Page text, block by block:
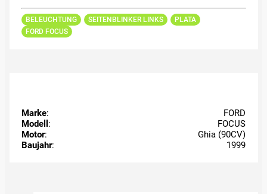
BELEUCHTUNG SEITENBLINKER LINKS
PLATA
FORD FOCUS
Marke:
FORD
Modell :
FOCUS
Motor:
Ghia (90CV)
Baujahr: 1999